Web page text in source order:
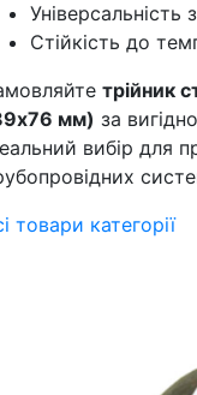
Універсальність
Стійкість до
трійник
мм) за
вибір для
товари категорії